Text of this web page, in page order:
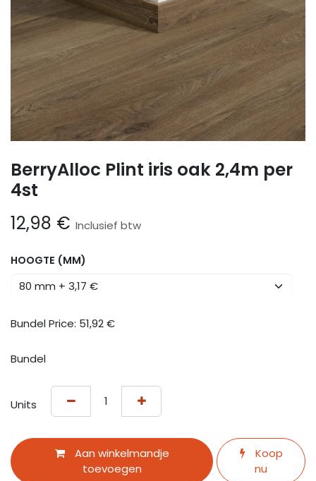
BerryAlloc Plint iris oak 2,4m per
4st
12,98 € Inclusief btw
HOOGTE (MM)
Bundel Price: 51,92€
Bundel
Units
Aan winkelmandje
toevoegen
Koop
nu